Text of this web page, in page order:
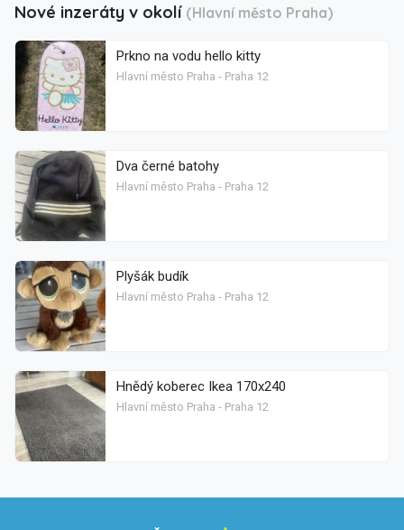
Nové inzeráty v okolí (Hlavní město Praha)
Prkno na vodu hello kitty
Hlavní město Praha - Praha 12
Dva černé batohy
Hlavní město Praha - Praha 12
Plyšák budík
Hlavní město Praha - Praha 12
Hnědý koberec Ikea 170x240
Hlavní město Praha - Praha 12